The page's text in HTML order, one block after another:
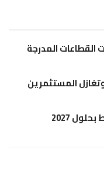
تداولات القطاعات المدرجة
المستثمرين
2027